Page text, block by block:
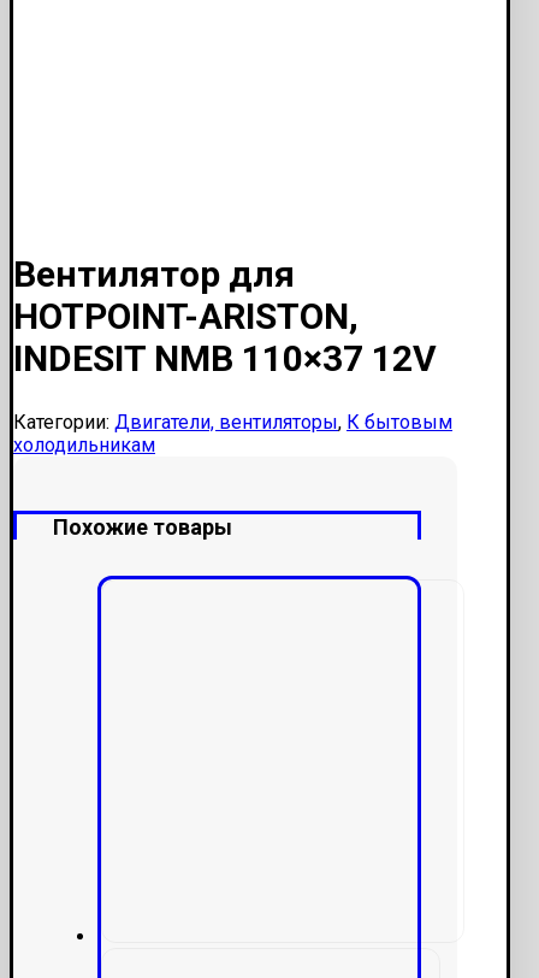
Вентилятор для
HOTPOINT-ARISTON,
INDESIT NMB 110×37 12V
Категории: Двигатели, вентиляторы, К бытовым
холодильникам
Похожие товары